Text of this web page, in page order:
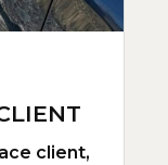
client,